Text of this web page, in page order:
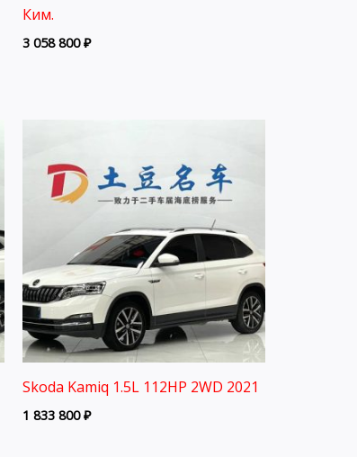
Ким.
3 058 800₽
Skoda Kamiq 1.5L 112HP 2WD 2021
1 833 800₽